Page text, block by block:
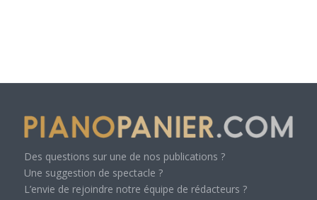
Des questions sur une de nos publications ?
Une suggestion de spectacle ?
L’envie de rejoindre notre équipe de rédacteurs ?